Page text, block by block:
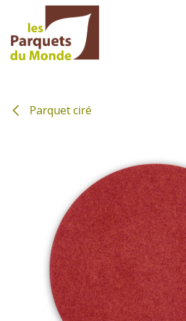
Se rendre au contenu
Parquet ciré